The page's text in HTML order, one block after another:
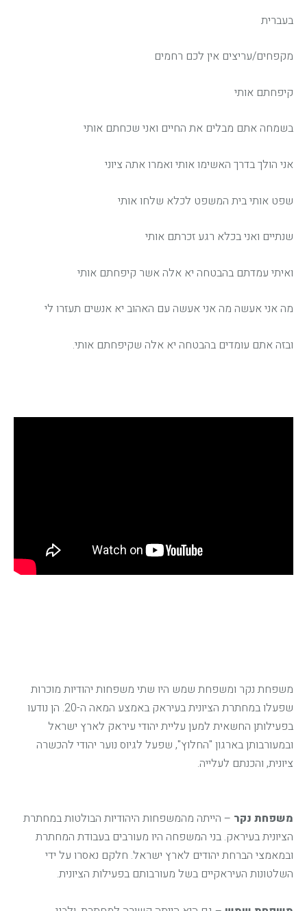
בעברית
מקפחים/עריצים אין לכם רחמים
קיפחתם אותי
בשמחה אתם מבלים את החיים ואני שכחתם אותי
אני הולך בדרך האשימו אותי ואמרו אתה ציוני
שפט אותי בית המשפט לכלא שלחו אותי
שנתיים ואני בכלא רגע זכרתם אותי
ואיתי עמדתם בהבטחה יא אלה אשר קיפחתם אותי
מה אני אעשה מה אני אעשה עם האהוב יא אנשים תעזרו לי
ובזה אתם עומדים בהבטחה יא אלה שקיפחתם אותי.
משפחת נקר ומשפחת שמש היו שתי משפחות יהודיות מוכרות
שפעלו במחתרת הציונית בעיראק באמצע המאה ה-20. הן נודעו
בפעילותן החשאית למען עליית יהודי עיראק לארץ ישראל
ובמעורבותן בארגון "החלוץ", שפעל לגיוס נוער יהודי להכשרה
ציונית, והכנתם לעלייה.
משפחת נקר – הייתה מהמשפחות היהודיות הבולטות במחתרת
הציונית בעיראק. בני המשפחה היו מעורבים בעבודת המחתרת
ובמאמצי הברחת יהודים לארץ ישראל. חלקם נאסרו על ידי
השלטונות העיראקיים בשל מעורבותם בפעילות הציונית.